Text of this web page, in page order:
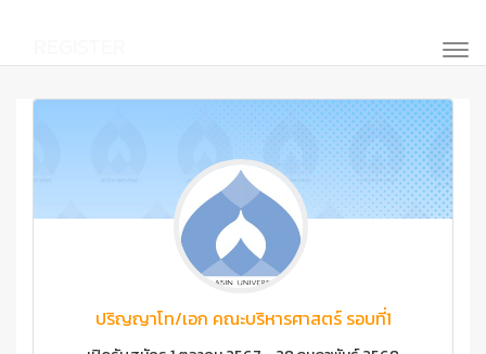
ปริญญาโท/เอก คณะบริหารศาสตร์ รอบที่1